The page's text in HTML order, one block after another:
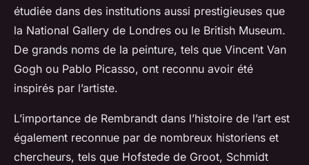
étudiée dans des institutions aussi prestigieuses que
la National Gallery de Londres ou le British Museum.
De grands noms de la peinture, tels que Vincent Van
Gogh ou Pablo Picasso, ont reconnu avoir été
inspirés par l’artiste.
L’importance de Rembrandt dans l’histoire de l’art est
également reconnue par de nombreux historiens et
chercheurs, tels que Hofstede de Groot, Schmidt